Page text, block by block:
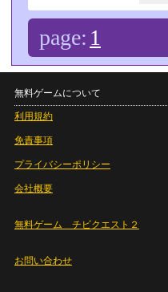
page: 1
無料ゲームについて
利用規約
免責事項
プライバシーポリシー
会社概要
無料ゲーム チビクエスト２
お問い合わせ